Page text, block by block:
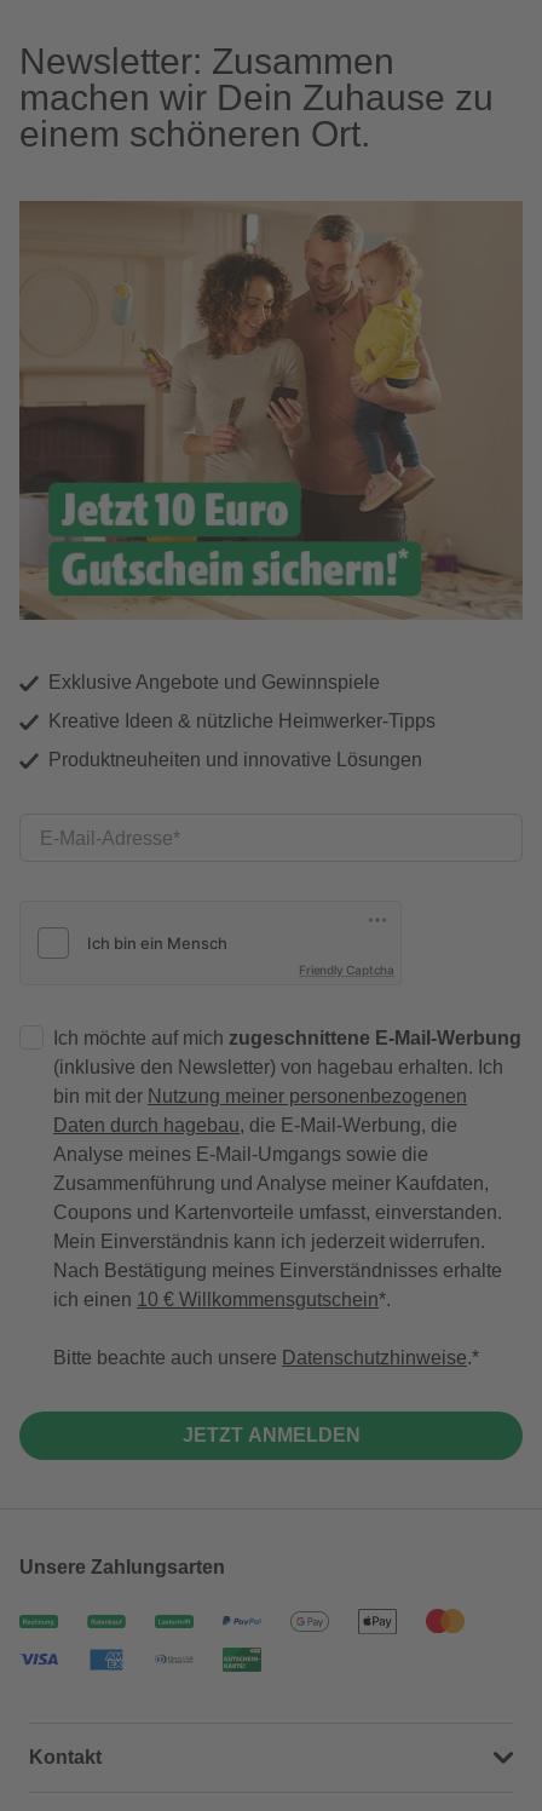
Newsletter: Zusammen
machen wir Dein Zuhause zu
einem schöneren Ort.
Exklusive Angebote und Gewinnspiele
Kreative Ideen & nützliche Heimwerker-Tipps
Produktneuheiten und innovative Lösungen
E-Mail-Adresse
Friendly Captcha
Ich möchte auf mich zugeschnittene E-Mail-Werbung
(inklusive den Newsletter) von hagebau erhalten. Ich
bin mit der Nutzung meiner personenbezogenen
Daten durch hagebau, die E-Mail-Werbung, die
Analyse meines E-Mail-Umgangs sowie die
Zusammenführung und Analyse meiner Kaufdaten,
Coupons und Kartenvorteile umfasst, einverstanden.
Mein Einverständnis kann ich jederzeit widerrufen.
Nach Bestätigung meines Einverständnisses erhalte
ich einen 10 € Willkommensgutschein*.
Bitte beachte auch unsere Datenschutzhinweise.
JETZT ANMELDEN
Unsere Zahlungsarten
Kontakt